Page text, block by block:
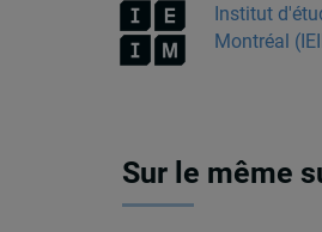
Institut
Montréal
Sur le même